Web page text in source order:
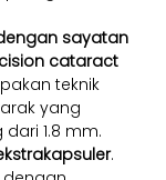
sayatan
cataract
teknik
yang
1.8 mm.
.